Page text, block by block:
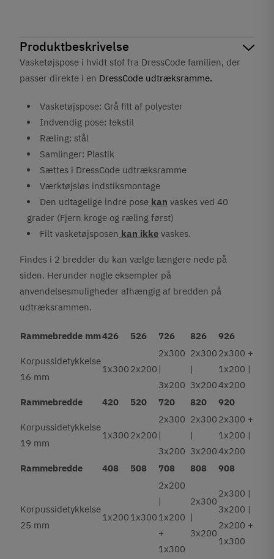
Produktbeskrivelse
Vasketøjspose i hvidt stof fra DressCode familien, der
passer direkte i en DressCode udtræksramme.
Vasketøjspose: Grå filt af polyester
Indvendig pose: tekstil
Ræling: stål
Samlinger: Plastik
Sættes i DressCode udtræksramme
Værktøjsløs indstiksmontage
Den udtagelige indre pose kan vaskes ved 40
grader (Fjern kroge og ræling først)
Filt vasketøjsposen kan ikke vaskes.
Findes i 2 bredder du kan vælge længere nede på
siden. Herunder nogle eksempler på
anvendelsesmuligheder afhængig af bredden på
udtræksrammen.
Rammebredde mm426 526 726 826 926
Korpussidetykkelse
16 mm
1x300 2x200
2x300
|
3x200
2x300
|
3x200
2x300 +
1x200 |
4x200
Rammebredde
420 520 720 820 920
Korpussidetykkelse
19 mm
1x300 2x200
2x300
|
3x200
2x300
|
3x200
2x300 +
1x200 |
4x200
Rammebredde
408 508 708 808 908
Korpussidetykkelse
25 mm
1x200 1x300
2x200
|
1x200
+
1x300
2x300
|
3x200
2x300 |
3x200 |
2x200 +
1x300